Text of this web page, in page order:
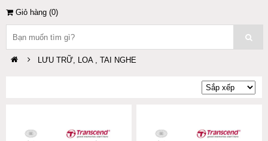
Giỏ hàng (0)
LƯU TRỮ, LOA , TAI NGHE